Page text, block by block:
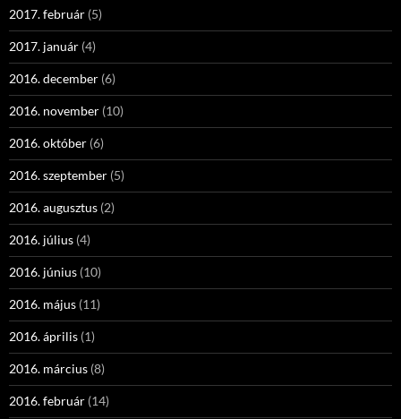
2017. február (5)
2017. január (4)
2016. december (6)
2016. november (10)
2016. október (6)
2016. szeptember (5)
2016. augusztus (2)
2016. július (4)
2016. június (10)
2016. május (11)
2016. április (1)
2016. március (8)
2016. február (14)